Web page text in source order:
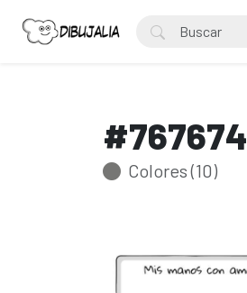
#767674
Colores (10)